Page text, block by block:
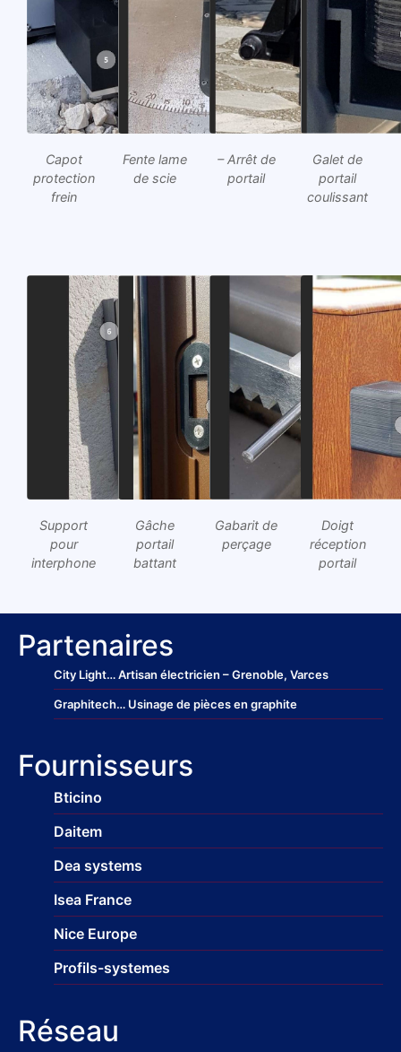
Capot
protection
frein
Fente lame
de scie
– Arrêt de
portail
Galet de
portail
coulissant
Support
pour
interphone
Gâche
portail
battant
Gabarit de
perçage
Doigt
réception
portail
Partenaires
City Light… Artisan électricien – Grenoble, Varces
Graphitech… Usinage de pièces en graphite
Fournisseurs
Bticino
Daitem
Dea systems
Isea France
Nice Europe
Profils-systemes
Réseau